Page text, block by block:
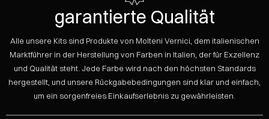
garantierte Qualität
Alle unsere Kits sind Produkte von Molteni Vernici, dem italienischen
Marktführer in der Herstellung von Farben in Italien, der für Exzellenz
und Qualität steht. Jede Farbe wird nach den höchsten Standards
hergestellt, und unsere Rückgabebedingungen sind klar und einfach,
um ein sorgenfreies Einkaufserlebnis zu gewährleisten.